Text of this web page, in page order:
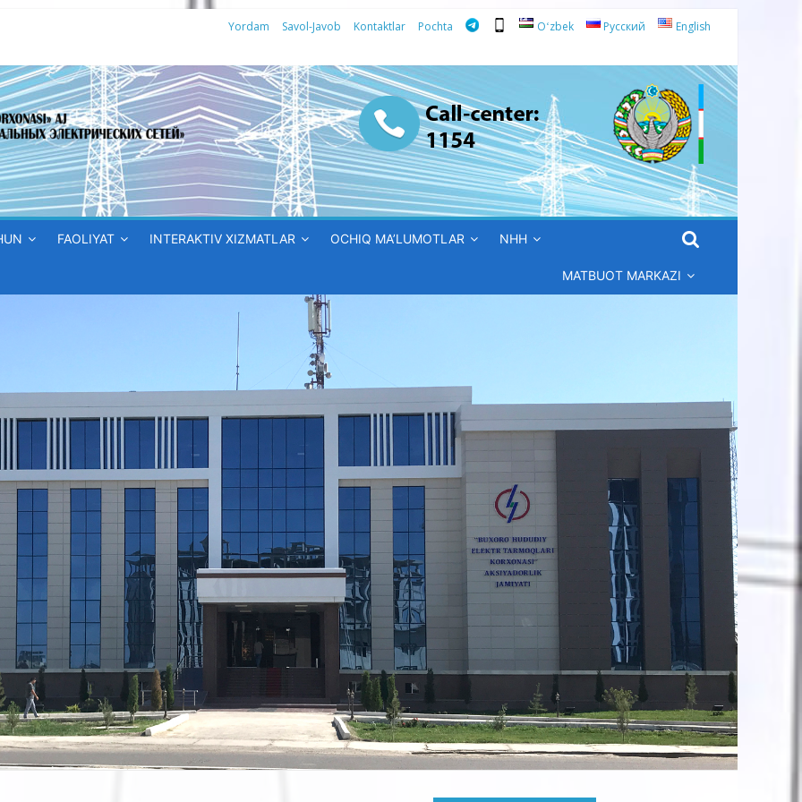
Yordam Savol-Javob Kontaktlar Pochta Oʻzbek Русский English
FAOLIYAT INTERAKTIV XIZMATLAR OCHIQ MA’LUMOTLAR NHH
MATBUOT MARKAZI